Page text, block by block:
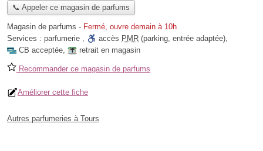
📞 Appeler ce magasin de parfums
Magasin de parfums - Fermé, ouvre demain à 10h
Services : parfumerie , accès PMR (parking, entrée adaptée),
CB acceptée, retrait en magasin
Recommander ce magasin de parfums
Améliorer cette fiche
Autres parfumeries à Tours